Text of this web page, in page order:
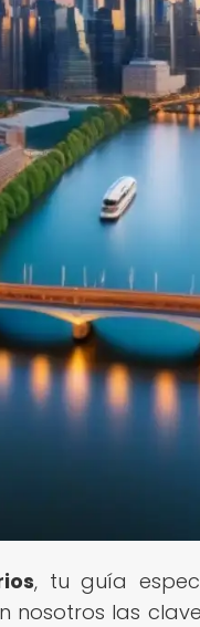
, tu guía
nosotros las